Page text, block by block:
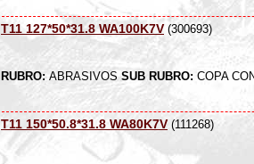
T11 127*50*31.8 WA100K7V(300693)
RUBRO:ABRASIVOSSUB RUBRO: COPA
T11 150*50.8*31.8 WA80K7V(111268)